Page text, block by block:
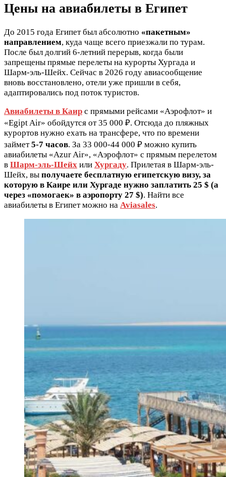
Цены на авиабилеты в Египет
До 2015 года Египет был абсолютно «пакетным»
направлением, куда чаще всего приезжали по турам.
После был долгий 6-летний перерыв, когда были
запрещены прямые перелеты на курорты Хургада и
Шарм-эль-Шейх. Сейчас в 2026 году авиасообщение
вновь восстановлено, отели уже пришли в себя,
адаптировались под поток туристов.
Авиабилеты в Каир с прямыми рейсами «Аэрофлот» и
«Egipt Air» обойдутся от 35 000 ₽. Отсюда до пляжных
курортов нужно ехать на трансфере, что по времени
займет5-7 часов. За 33 000-44 000 ₽ можно купить
авиабилеты «Azur Air», «Аэрофлот» с прямым перелетом
в Шарм-эль-Шейх или Хургаду. Прилетая в Шарм-эль-
Шейх, вы получаете бесплатную египетскую визу, за
которую в Каире или Хургаде нужно заплатить 25 $ (а
через «помогаек» в аэропорту 27 $). Найти все
авиабилеты в Египет можно на Aviasales.